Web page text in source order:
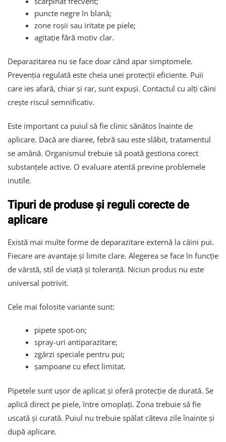
puncte negre în blană;
zone roșii sau iritate pe piele;
agitație fără motiv clar.
Deparazitarea nu se face doar când apar simptomele.
Prevenția regulată este cheia unei protecții eficiente. Puii
care ies afară, chiar și rar, sunt expuși. Contactul cu alți câini
crește riscul semnificativ.
Este important ca puiul să fie clinic sănătos înainte de
aplicare. Dacă are diaree, febră sau este slăbit, tratamentul
se amână. Organismul trebuie să poată gestiona corect
substanțele active. O evaluare atentă previne problemele
inutile.
Tipuri de produse și reguli corecte de
aplicare
Există mai multe forme de deparazitare externă la câini pui.
Fiecare are avantaje și limite clare. Alegerea se face în funcție
de vârstă, stil de viață și toleranță. Niciun produs nu este
universal potrivit.
Cele mai folosite variante sunt:
pipete spot-on;
spray-uri antiparazitare;
zgărzi speciale pentru pui;
șampoane cu efect limitat.
Pipetele sunt ușor de aplicat și oferă protecție de durată. Se
aplică direct pe piele, între omoplați. Zona trebuie să fie
uscată și curată. Puiul nu trebuie spălat câteva zile înainte și
după aplicare.